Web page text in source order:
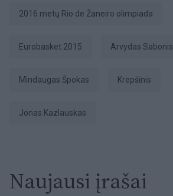
2016 metų Rio de Žaneiro olimpiada
Eurobasket 2015 Arvydas Sabonis
Mindaugas Špokas Krepšinis
Jonas Kazlauskas
Naujausi įrašai